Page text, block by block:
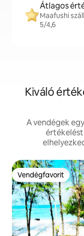
Átlagos
Maafushi
5/4,6
Kiváló
A vendégek
Vendégfavorit
Vendégfavorit